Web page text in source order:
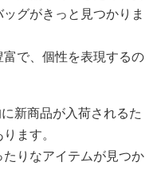
グがきっと見つかりま
で、個性を表現するの
新商品が入荷されるた
ます。
りなアイテムが見つか